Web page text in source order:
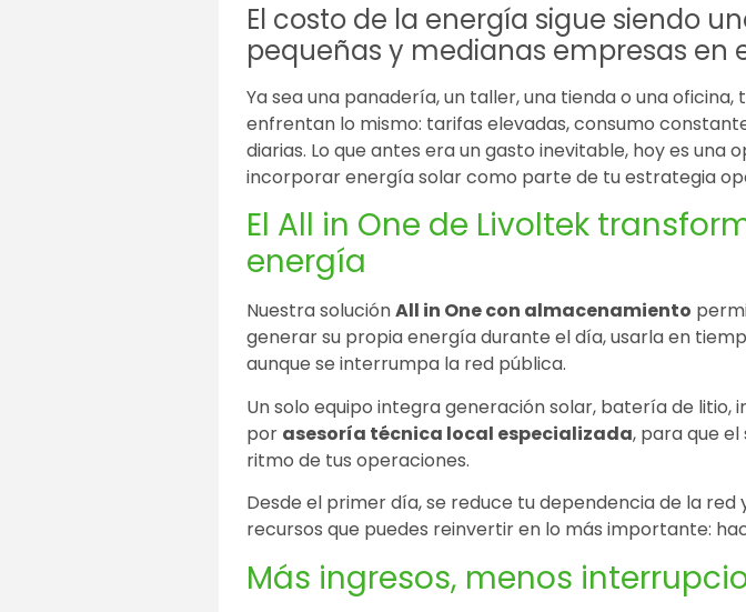
El costo de la energía sigue siendo
pequeñas y medianas empresas en
Ya sea una panadería, un taller, una tienda o una
enfrentan lo mismo: tarifas elevadas, consumo
diarias. Lo que antes era un gasto inevitable, hoy es
incorporar energía solar como parte de tu estrategia
El All in One de Livoltek
energía
Nuestra soluciónAll in One con almacenamiento
generar su propia energía durante el día, usarla en
aunque se interrumpa la red pública.
Un solo equipo integra generación solar, batería de
por asesoría técnica local especializada, para que
ritmo de tus operaciones.
Desde el primer día, se reduce tu dependencia de la
recursos que puedes reinvertir en lo más importante:
Más ingresos, menos